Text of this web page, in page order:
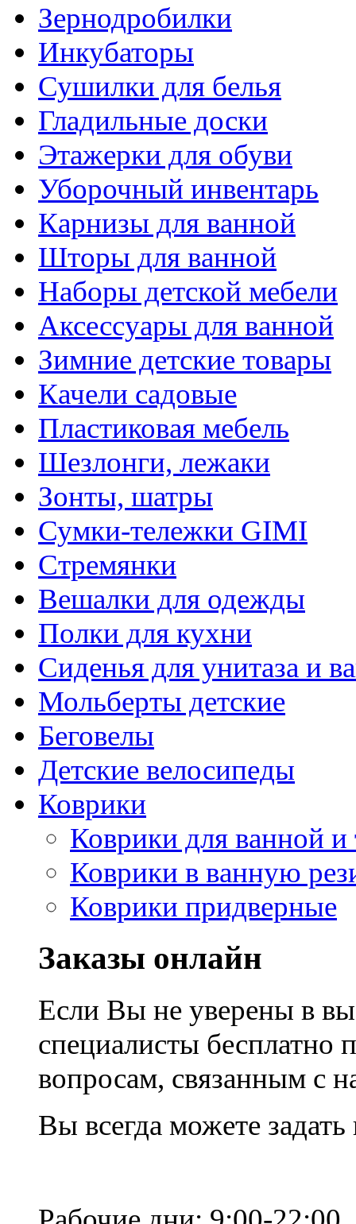
Зернодробилки
Инкубаторы
Сушилки для белья
Гладильные доски
Этажерки для обуви
Уборочный инвентарь
Карнизы для ванной
Шторы для ванной
Наборы детской мебели
Аксессуары для ванной
Зимние детские товары
Качели садовые
Пластиковая мебель
Шезлонги, лежаки
Зонты, шатры
Сумки-тележки GIMI
Стремянки
Вешалки для одежды
Полки для кухни
Сиденья для унитаза и
Мольберты детские
Беговелы
Детские велосипеды
Коврики
Коврики для ванной и
Коврики в ванную
Коврики придверные
Заказы онлайн
Если Вы не уверены в
специалисты
вопросам, связанным с
Вы всегда можете